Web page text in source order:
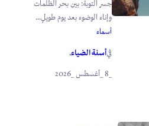
جسر التوبة: بين بحر الظلمات
وإناء الوضوء بعد يوم طويلٍ...
أسماء
فيأسنة الضياء.